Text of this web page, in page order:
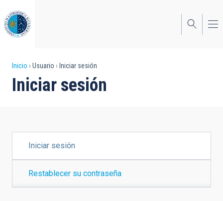
al
contenido
principal
Sobrescribir
enlaces
la
navegación
Inicio Usuario Iniciar sesión
Iniciar sesión
PRINCIPALES
Iniciar sesión
Restablecer su contraseña